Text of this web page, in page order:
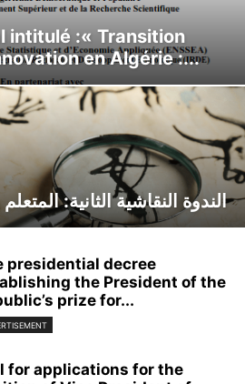
intitulé :« Transition
en Algérie :...
الندوة النقاشية الثانية:
presidential decree
the President of the
prize for...
for applications for the